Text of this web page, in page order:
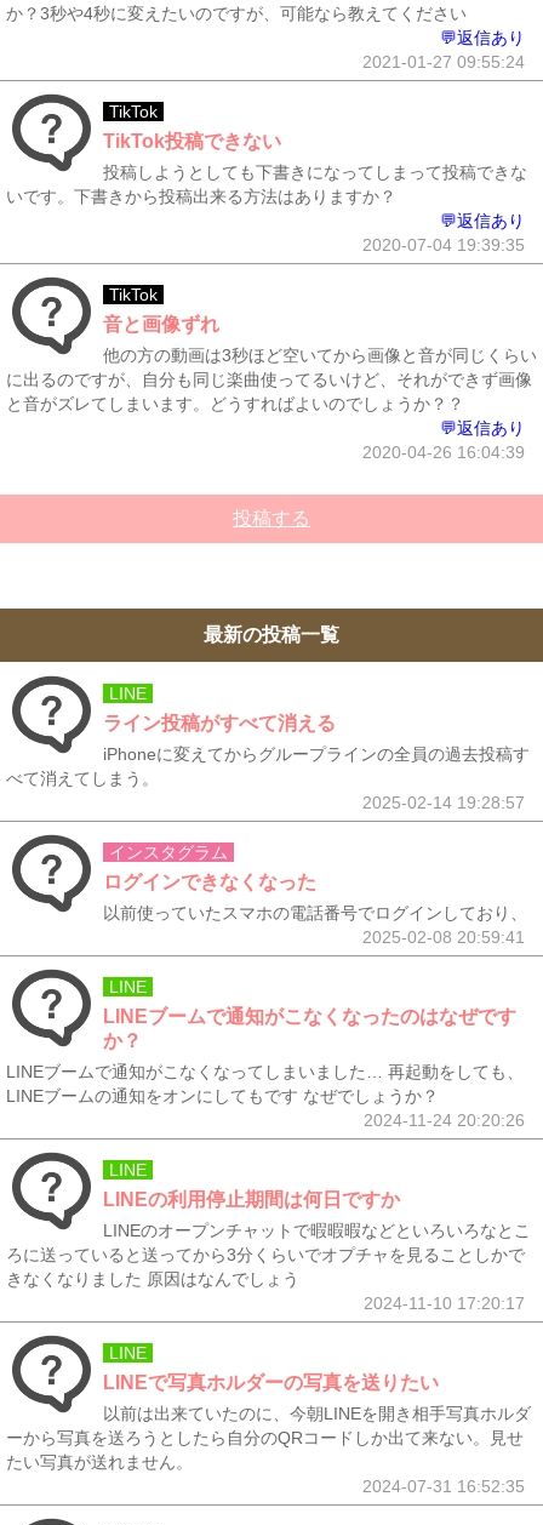
か？3秒や4秒に変えたいのですが、可能なら教えてください
💬返信あり
2021-01-27 09:55:24
TikTok
TikTok投稿できない
投稿しようとしても下書きになってしまって投稿できな
いです。下書きから投稿出来る方法はありますか？
💬返信あり
2020-07-04 19:39:35
TikTok
音と画像ずれ
他の方の動画は3秒ほど空いてから画像と音が同じくらい
に出るのですが、自分も同じ楽曲使ってるいけど、それができず画像
と音がズレてしまいます。どうすればよいのでしょうか？？
💬返信あり
2020-04-26 16:04:39
投稿する
最新の投稿一覧
LINE
ライン投稿がすべて消える
iPhoneに変えてからグループラインの全員の過去投稿す
べて消えてしまう。
2025-02-14 19:28:57
インスタグラム
ログインできなくなった
以前使っていたスマホの電話番号でログインしており、
2025-02-08 20:59:41
LINE
LINEブームで通知がこなくなったのはなぜです
か？
LINEブームで通知がこなくなってしまいました… 再起動をしても、
LINEブームの通知をオンにしてもです なぜでしょうか？
2024-11-24 20:20:26
LINE
LINEの利用停止期間は何日ですか
LINEのオープンチャットで暇暇暇などといろいろなとこ
ろに送っていると送ってから3分くらいでオプチャを見ることしかで
きなくなりました 原因はなんでしょう
2024-11-10 17:20:17
LINE
LINEで写真ホルダーの写真を送りたい
以前は出来ていたのに、今朝LINEを開き相手写真ホルダ
ーから写真を送ろうとしたら自分のQRコードしか出て来ない。見せ
たい写真が送れません。
2024-07-31 16:52:35